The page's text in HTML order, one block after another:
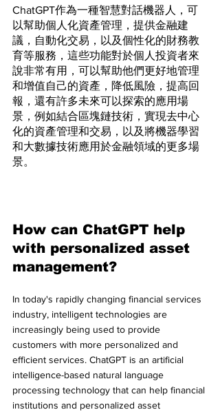
ChatGPT作為一種智慧對話機器人，可
以幫助個人化資產管理，提供金融建
議，自動化交易，以及個性化的財務教
育等服務，這些功能對於個人投資者來
說非常有用，可以幫助他們更好地管理
和增值自己的資產，降低風險，提高回
報，還有許多未來可以探索的應用場
景，例如結合區塊鏈技術，實現去中心
化的資產管理和交易，以及將機器學習
和大數據技術應用於金融領域的更多場
景。
How can ChatGPT help
with personalized asset
management?
In today's rapidly changing financial services
industry, intelligent technologies are
increasingly being used to provide
customers with more personalized and
efficient services. ChatGPT is an artificial
intelligence-based natural language
processing technology that can help financial
institutions and personalized asset